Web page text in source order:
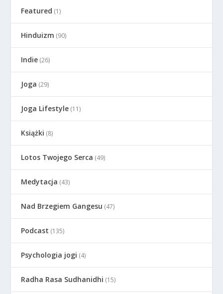
Featured (1)
Hinduizm (90)
Indie (26)
Joga (29)
Joga Lifestyle (11)
Książki (8)
Lotos Twojego Serca (49)
Medytacja (43)
Nad Brzegiem Gangesu (47)
Podcast (135)
Psychologia jogi (4)
Radha Rasa Sudhanidhi (15)